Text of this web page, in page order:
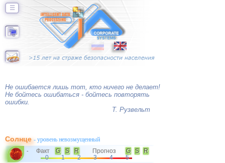
☰
Не ошибается лишь тот, кто ничего не делает!
Не бойтесь ошибаться - бойтесь повторять
ошибки.
Т. Рузвельт
Солнце- уровень невозмущенный
- Факт G S R Прогноз G S
R
0
1 2 3 4 5